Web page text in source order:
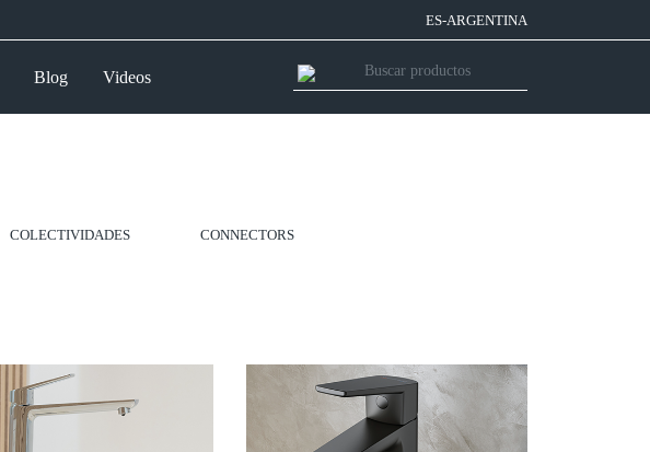
ES-ARGENTINA
Blog Videos
COLECTIVIDADES CONNECTORS